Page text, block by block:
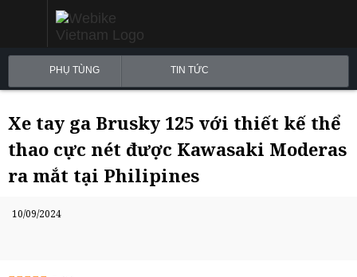
PHỤ TÙNG TIN TỨC
Xe tay ga Brusky 125 với thiết kế thể
thao cực nét được Kawasaki Moderas
ra mắt tại Philipines
10/09/2024